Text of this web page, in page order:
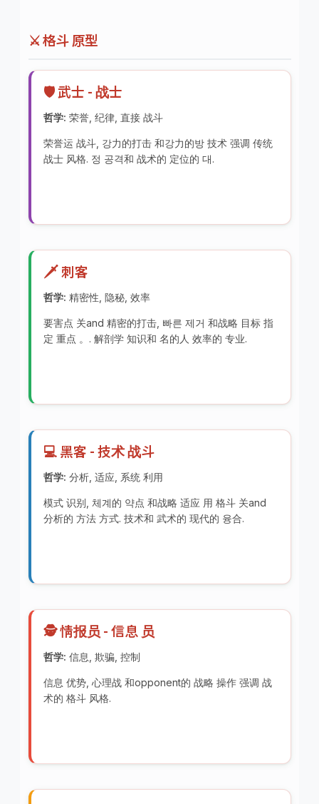
⚔️ 格斗 原型
🛡️ 武士 - 战士
哲学: 荣誉, 纪律, 直接 战斗
荣誉运 战斗, 강力的打击 和강力的방 技术 强调 传统
战士 风格. 정 공격和 战术的 定位的 대.
🗡️ 刺客
哲学: 精密性, 隐秘, 效率
要害点 关and 精密的打击, 빠른 제거 和战略 目标 指
定 重点 。. 解剖学 知识和 名的人 效率的 专业.
💻 黑客 - 技术 战斗
哲学: 分析, 适应, 系统 利用
模式 识别, 체계的 약点 和战略 适应 用 格斗 关and
分析的 方法 方式. 技术和 武术的 现代的 융合.
🕵️ 情报员 - 信息 员
哲学: 信息, 欺骗, 控制
信息 优势, 心理战 和opponent的 战略 操作 强调 战
术的 格斗 风格.